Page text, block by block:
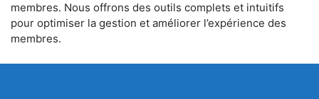
membres. Nous offrons des outils complets et intuitifs
pour optimiser la gestion et améliorer l’expérience des
membres.